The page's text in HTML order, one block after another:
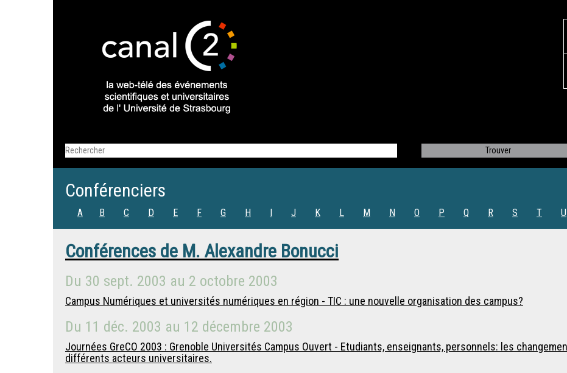
Conférenciers
A B C D E F G H I J K L M N O P Q R S T U
Conférences de M. Alexandre Bonucci
Du 30 sept. 2003 au 2 octobre 2003
Campus Numériques et universités numériques en région - TIC : une nouvelle organisation des campus?
Du 11 déc. 2003 au 12 décembre 2003
Journées GreCO 2003 : Grenoble Universités Campus Ouvert - Etudiants, enseignants, personnels: les
différents acteurs universitaires.